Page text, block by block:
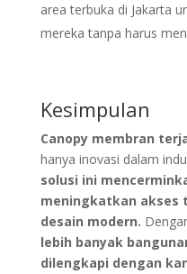
area terbuka di Jakarta
mereka tanpa harus
Kesimpulan
Canopy membran
hanya inovasi dalam
solusi ini
meningkatkan akses
desain modern.
lebih banyak
dilengkapi dengan